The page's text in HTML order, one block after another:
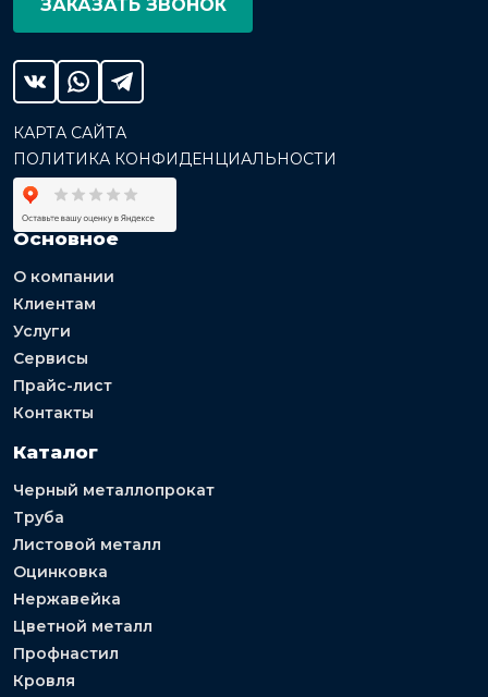
ЗАКАЗАТЬ ЗВОНОК
КАРТА САЙТА
ПОЛИТИКА КОНФИДЕНЦИАЛЬНОСТИ
Основное
О компании
Клиентам
Услуги
Сервисы
Прайс-лист
Контакты
Каталог
Черный металлопрокат
Труба
Листовой металл
Оцинковка
Нержавейка
Цветной металл
Профнастил
Кровля